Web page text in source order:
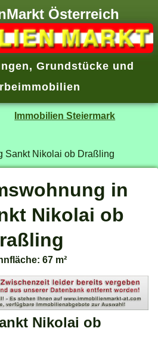
Österreich
, Grundstücke und
Immobilien Steiermark
Sankt Nikolai ob Draßling
in
Nikolai ob
67 m²
Nikolai ob